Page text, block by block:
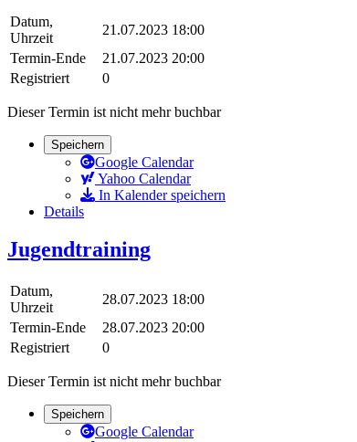
Datum,
Uhrzeit
21.07.2023 18:00
Termin-Ende
21.07.2023 20:00
Registriert
0
Dieser Termin ist nicht mehr buchbar
Speichern
Google Calendar
Yahoo Calendar
In Kalender speichern
Details
Jugendtraining
Datum,
Uhrzeit
28.07.2023 18:00
Termin-Ende
28.07.2023 20:00
Registriert
0
Dieser Termin ist nicht mehr buchbar
Speichern
Google Calendar